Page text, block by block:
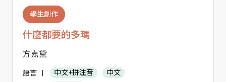
學生創作
什麼都要的多瑪
方嘉黛
語言 中文+拼注音
中文